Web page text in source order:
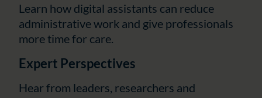
Learn how digital assistants can reduce
administrative work and give professionals
more time for care.
Expert Perspectives
Hear from leaders, researchers and